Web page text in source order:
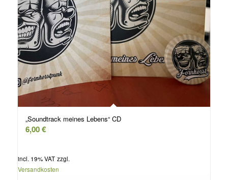
„Soundtrack meines Lebens“ CD
6,00€
incl. 19% VAT zzgl.
Versandkosten